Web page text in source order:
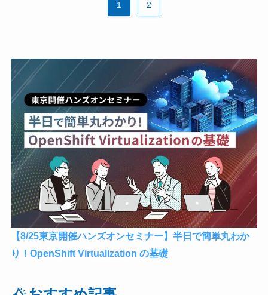
1 2
【8/25東京開催ハンズオンセミナー】半日で簡単丸わか
り！OpenShift Virtualization の基礎